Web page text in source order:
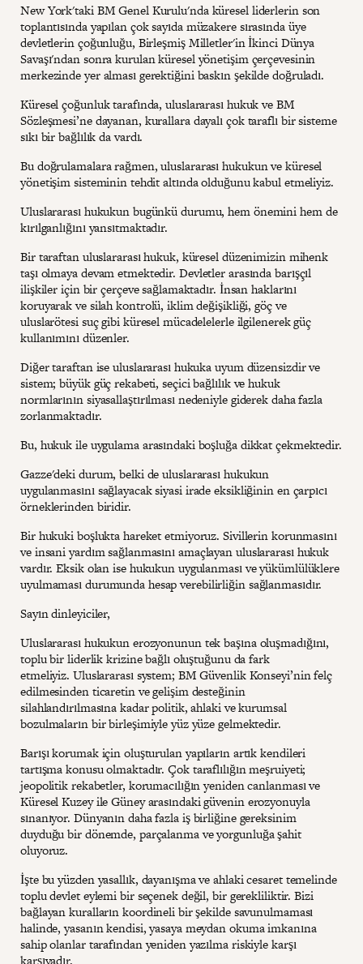
New York'taki BM Genel Kurulu'nda küresel liderlerin son
toplantısında yapılan çok sayıda müzakere sırasında üye
devletlerin çoğunluğu, Birleşmiş Milletler'in İkinci Dünya
Savaşı'ndan sonra kurulan küresel yönetişim çerçevesinin
merkezinde yer alması gerektiğini baskın şekilde doğruladı.
Küresel çoğunluk tarafında, uluslararası hukuk ve BM
Sözleşmesi’ne dayanan, kurallara dayalı çok taraflı bir sisteme
sıkı bir bağlılık da vardı.
Bu doğrulamalara rağmen, uluslararası hukukun ve küresel
yönetişim sisteminin tehdit altında olduğunu kabul etmeliyiz.
Uluslararası hukukun bugünkü durumu, hem önemini hem de
kırılganlığını yansıtmaktadır.
Bir taraftan uluslararası hukuk, küresel düzenimizin mihenk
taşı olmaya devam etmektedir. Devletler arasında barışçıl
ilişkiler için bir çerçeve sağlamaktadır. İnsan haklarını
koruyarak ve silah kontrolü, iklim değişikliği, göç ve
uluslarötesi suç gibi küresel mücadelelerle ilgilenerek güç
kullanımını düzenler.
Diğer taraftan ise uluslararası hukuka uyum düzensizdir ve
sistem; büyük güç rekabeti, seçici bağlılık ve hukuk
normlarının siyasallaştırılması nedeniyle giderek daha fazla
zorlanmaktadır.
Bu, hukuk ile uygulama arasındaki boşluğa dikkat çekmektedir.
Gazze'deki durum, belki de uluslararası hukukun
uygulanmasını sağlayacak siyasi irade eksikliğinin en çarpıcı
örneklerinden biridir.
Bir hukuki boşlukta hareket etmiyoruz. Sivillerin korunmasını
ve insani yardım sağlanmasını amaçlayan uluslararası hukuk
vardır. Eksik olan ise hukukun uygulanması ve yükümlülüklere
uyulmaması durumunda hesap verebilirliğin sağlanmasıdır.
Sayın dinleyiciler,
Uluslararası hukukun erozyonunun tek başına oluşmadığını,
toplu bir liderlik krizine bağlı oluştuğunu da fark
etmeliyiz. Uluslararası system; BM Güvenlik Konseyi’nin felç
edilmesinden ticaretin ve gelişim desteğinin
silahlandırılmasına kadar politik, ahlaki ve kurumsal
bozulmaların bir birleşimiyle yüz yüze gelmektedir.
Barışı korumak için oluşturulan yapıların artık kendileri
tartışma konusu olmaktadır. Çok taraflılığın meşruiyeti;
jeopolitik rekabetler, korumacılığın yeniden canlanması ve
Küresel Kuzey ile Güney arasındaki güvenin erozyonuyla
sınanıyor. Dünyanın daha fazla iş birliğine gereksinim
duyduğu bir dönemde, parçalanma ve yorgunluğa şahit
oluyoruz.
İşte bu yüzden yasallık, dayanışma ve ahlaki cesaret temelinde
toplu devlet eylemi bir seçenek değil, bir gerekliliktir. Bizi
bağlayan kuralların koordineli bir şekilde savunulmaması
halinde, yasanın kendisi, yasaya meydan okuma imkanına
sahip olanlar tarafından yeniden yazılma riskiyle karşı
karşıyadır.